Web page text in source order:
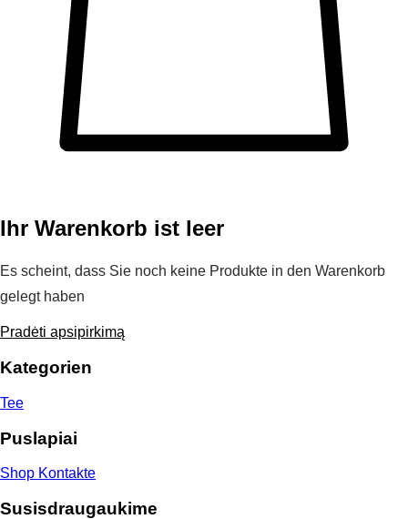
Ihr Warenkorb ist leer
Es scheint, dass Sie noch keine Produkte in den Warenkorb
gelegt haben
Pradėti apsipirkimą
Kategorien
Tee
Puslapiai
Shop Kontakte
Susisdraugaukime